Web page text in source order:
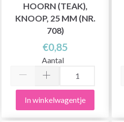
HOORN (TEAK),
KNOOP, 25 MM (NR.
708)
€0,85
Aantal
In winkelwagentje